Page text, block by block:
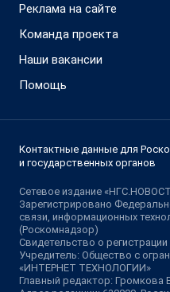
Реклама на сайте
Команда проекта
Наши вакансии
Помощь
Контактные данные для
и государственных органов
Сетевое издание
Зарегистрировано
связи, информационных
(Роскомнадзор)
Свидетельство о
Учредитель: Общество с
«ИНТЕРНЕТ ТЕХНОЛОГИИ»
Главный редактор: Громкова